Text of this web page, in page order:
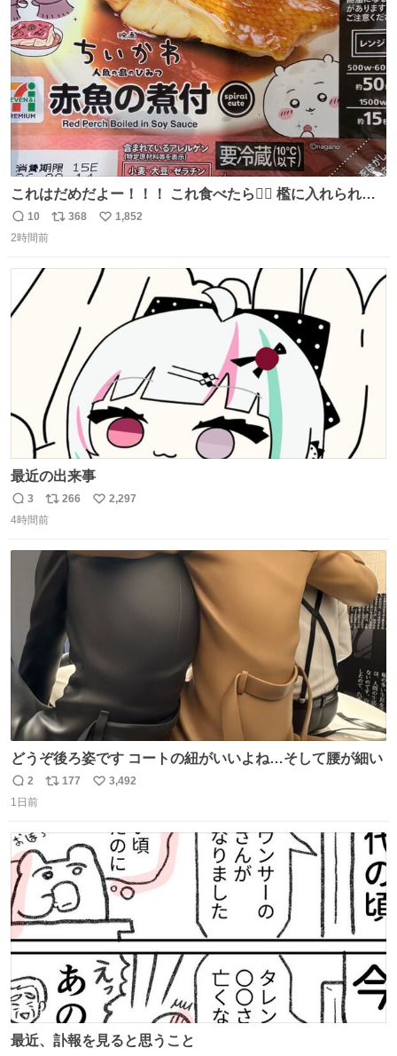
これはだめだよー！！！ これ食べたら🧜‍♀️ 檻に入れられ
返
信
10
リ
368
い
数
1,852
2時間前
最近の出来事
返
信
3
リ
ポ
ト
数
266
い
2,297
4時間前
どうぞ後ろ姿です コートの紐がいいよね…そして腰が細い
返
信
2
リ
数
177
い
数
3,492
1日前
最近、訃報を見ると思うこと